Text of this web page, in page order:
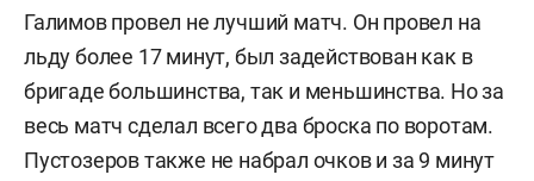
Галимов провел не лучший матч. Он провел на
льду более 17 минут, был задействован как в
бригаде большинства, так и меньшинства. Но за
весь матч сделал всего два броска по воротам.
Пустозеров также не набрал очков и за 9 минут